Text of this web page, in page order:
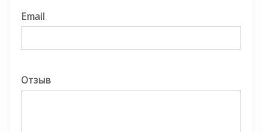
Email
Отзыв